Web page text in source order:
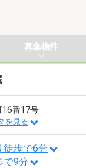
募集物件
16番17号
を見る
徒歩で6分
で9分